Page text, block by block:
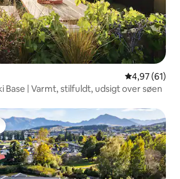
4,97 ud af 5
4,97 (61)
Base | Varmt, stilfuldt, udsigt over søen